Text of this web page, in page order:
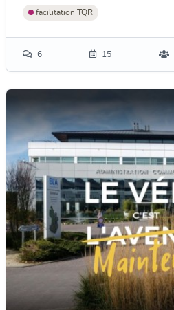
facilitation TQR
6 15